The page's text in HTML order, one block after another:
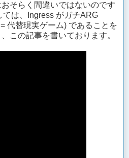
そらく間違いではないのです
は、Ingress がガチARG
代替現実ゲーム) であることを
この記事を書いております。